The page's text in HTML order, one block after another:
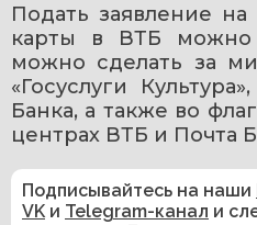
Подать заявление
карты в ВТБ можно
можно сделать за
«Госуслуги
Банка, а также во
центрах ВТБ и Почта
Подписывайтесь на наши
VK и Telegram-канал и